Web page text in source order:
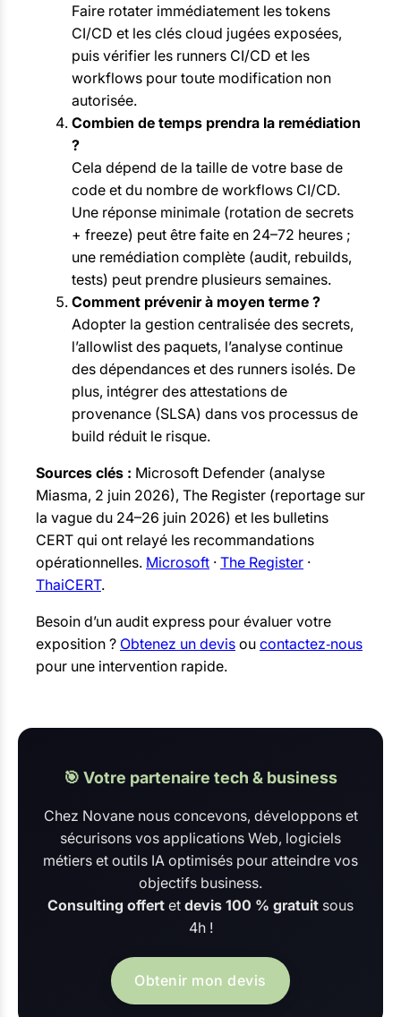
Faire rotater immédiatement les tokens
CI/CD et les clés cloud jugées exposées,
puis vérifier les runners CI/CD et les
workflows pour toute modification non
autorisée.
Combien de temps prendra la remédiation
?
Cela dépend de la taille de votre base de
code et du nombre de workflows CI/CD.
Une réponse minimale (rotation de secrets
+ freeze) peut être faite en 24–72 heures ;
une remédiation complète (audit, rebuilds,
tests) peut prendre plusieurs semaines.
Comment prévenir à moyen terme ?
Adopter la gestion centralisée des secrets,
l’allowlist des paquets, l’analyse continue
des dépendances et des runners isolés. De
plus, intégrer des attestations de
provenance (SLSA) dans vos processus de
build réduit le risque.
Sources clés : Microsoft Defender (analyse
Miasma, 2 juin 2026), The Register (reportage sur
la vague du 24–26 juin 2026) et les bulletins
CERT qui ont relayé les recommandations
opérationnelles. Microsoft · The Register ·
ThaiCERT.
Besoin d’un audit express pour évaluer votre
exposition ? Obtenez un devis ou contactez‑nous
pour une intervention rapide.
🎯 Votre partenaire tech & business
Chez Novane nous concevons, développons et
sécurisons vos applications Web, logiciels
métiers et outils IA optimisés pour atteindre vos
objectifs business.
Consulting offert et devis 100 % gratuit sous
4h !
Obtenir mon devis